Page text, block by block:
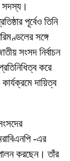
সদস্য।
পূর্বেও তিনি
সঙ্গে
সংসদ নির্বাচন
করে
দায়িত্ব
-এর
করছেন। তাঁর